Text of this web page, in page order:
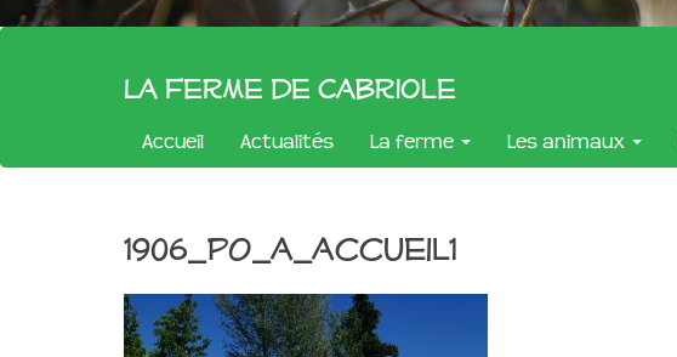
La Ferme de Cabriole
Accueil Actualités La ferme Les animaux
1906_PO_a_accueil1